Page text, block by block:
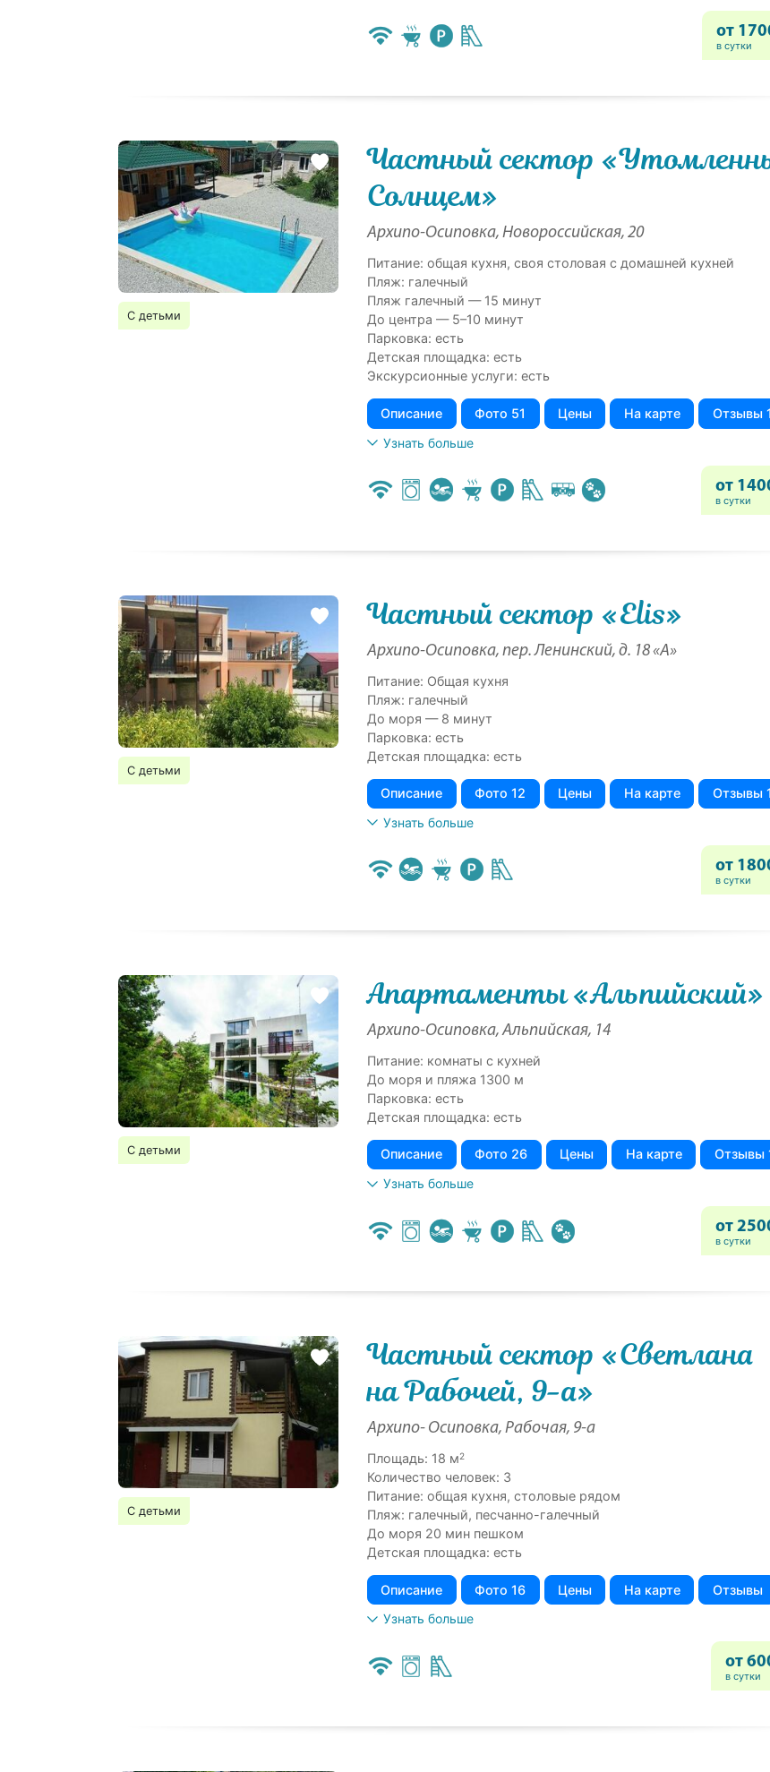
от
в сутки
С детьми
Частный сектор
Солнцем»
Архипо-Осиповка, Новороссийская, 20
Питание: общая кухня, своя столовая с домашней кухней
Пляж: галечный
Пляж галечный — 15 минут
До центра — 5–10 минут
Парковка: есть
Детская площадка: есть
Экскурсионные услуги: есть
Описание Фото 51 Цены На карте
Отзывы 1
Узнать больше
от
в сутки
С детьми
Частный сектор «Elis»
Архипо-Осиповка, пер. Ленинский, д. 18 «А»
Питание: Общая кухня
Пляж: галечный
До моря — 8 минут
Парковка: есть
Детская площадка: есть
Описание Фото 12 Цены На карте
Отзывы 1
Узнать больше
от
в сутки
С детьми
Апартаменты «Альпийский»
Архипо-Осиповка, Альпийская, 14
Питание: комнаты с кухней
До моря и пляжа 1300 м
Парковка: есть
Детская площадка: есть
Описание Фото 26 Цены На карте
Отзывы
Узнать больше
от
в сутки
С детьми
Частный сектор «Светлана
на Рабочей, 9-а»
Архипо- Осиповка, Рабочая, 9-а
Площадь: 18 м2
Количество человек: 3
Питание: общая кухня, столовые рядом
Пляж: галечный, песчанно-галечный
До моря 20 мин пешком
Детская площадка: есть
Описание Фото 16 Цены На карте
Отзывы
Узнать больше
от
в сутки